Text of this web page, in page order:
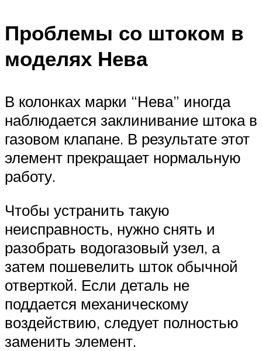
Проблемы со штоком в
моделях Нева
В колонках марки “Нева” иногда
наблюдается заклинивание штока в
газовом клапане. В результате этот
элемент прекращает нормальную
работу.
Чтобы устранить такую
неисправность, нужно снять и
разобрать водогазовый узел, а
затем пошевелить шток обычной
отверткой. Если деталь не
поддается механическому
воздействию, следует полностью
заменить элемент.